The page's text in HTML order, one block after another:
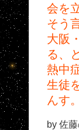
会を
そう
大阪
る、
熱中
生徒
んす。
by 佐